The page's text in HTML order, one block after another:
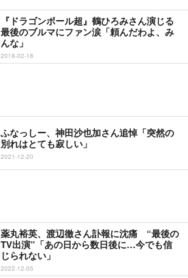
『ドラゴンボール超』鶴ひろみさん演じる
最後のブルマにファン涙「頼んだわよ、み
んな」
2018-02-18
ふなっしー、神田沙也加さん追悼「突然の
別れはとても寂しい」
2021-12-20
薬丸裕英、渡辺徹さん訃報に沈痛 “最後の
TV出演”「あの日から数日後に…今でも信
じられない」
2022-12-05